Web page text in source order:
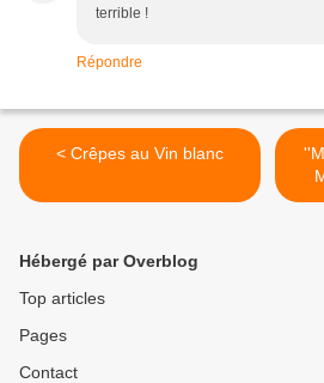
terrible !
Répondre
< Crêpes au Vin blanc
Hébergé par Overblog
Top articles
Pages
Contact